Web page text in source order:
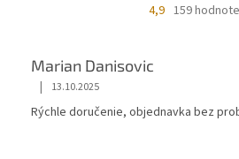
4,9 159
Marian Danisovic
| 13.10.2025
Rýchle doručenie, objednavka bez